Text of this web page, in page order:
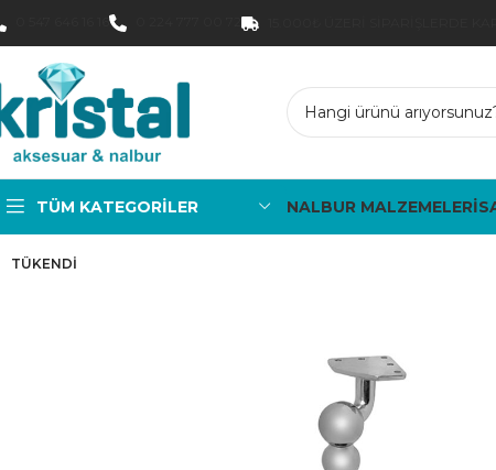
TÜM KATEGORILER NALBUR MALZEMELERİ
TÜKENDI